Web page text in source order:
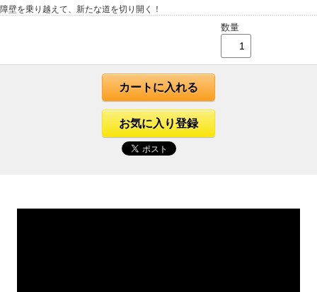
障壁を乗り越えて、新たな道を切り開く！
数量
カートに入れる
お気に入り登録